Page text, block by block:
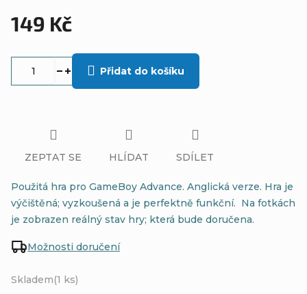
149 Kč
Skladem(1 ks)
Možnosti doručení
Přidat do košíku
Použitá hra pro GameBoy Advance. Anglická verze. Hra je
výčištěná; vyzkoušená a je perfektně funkční. Na fotkách
je zobrazen reálný stav hry; která bude doručena.
ZEPTAT SE HLÍDAT SDÍLET